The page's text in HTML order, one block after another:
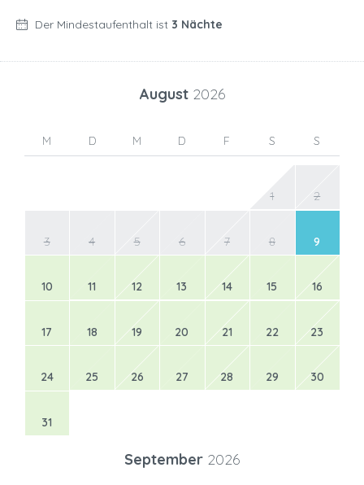
Der Mindestaufenthalt ist 3 Nächte
August 2026
M D M D F S S
1 2
3 4 5 6 7 8 9
10 11 12 13 14 15 16
17 18 19 20 21 22 23
24 25 26 27 28 29 30
31
September 2026